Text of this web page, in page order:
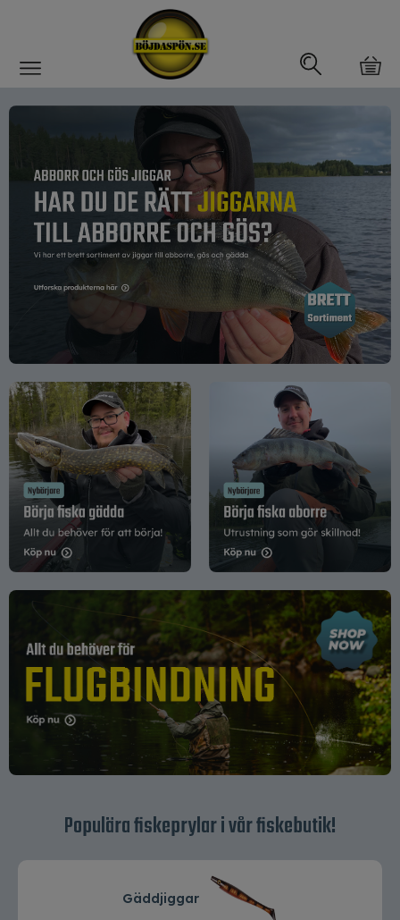
Gäddfemman
Interfiske
Rullar
Spön
Fiskedrag
Fiskelinor
Småplock
Tillbehör
Flugbindning
Vinterfiske
Kläder
VarumärkenPopulära fiskeprylar i vår fiskebutik!
Gäddjiggar